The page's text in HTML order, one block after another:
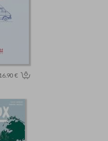
16.90 €